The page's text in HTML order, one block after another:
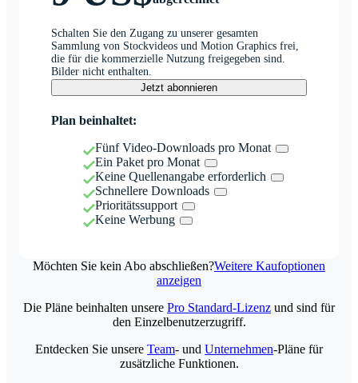
Schalten Sie den Zugang zu unserer gesamten
Sammlung von Stockvideos und Motion Graphics frei,
die für die kommerzielle Nutzung freigegeben sind.
Bilder nicht enthalten.
Jetzt abonnieren
Plan beinhaltet:
Fünf Video-Downloads pro Monat
Ein Paket pro Monat
Keine Quellenangabe erforderlich
Schnellere Downloads
Prioritätssupport
Keine Werbung
Möchten Sie kein Abo abschließen?Weitere Kaufoptionen
anzeigen
Die Pläne beinhalten unsere Pro Standard-Lizenz und sind für
den Einzelbenutzerzugriff.
Entdecken Sie unsere Team- und Unternehmen-Pläne für
zusätzliche Funktionen.